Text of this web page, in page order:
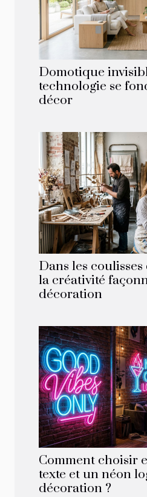
Domotique
technologie se
décor
Dans les
la créativité
décoration
Comment choisir
texte et un néon
décoration ?